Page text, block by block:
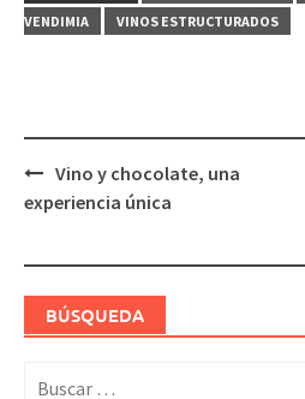
VENDIMIA
VINOS ESTRUCTURADOS
Navegación
de
Vino y chocolate, una
experiencia única
BÚSQUEDA